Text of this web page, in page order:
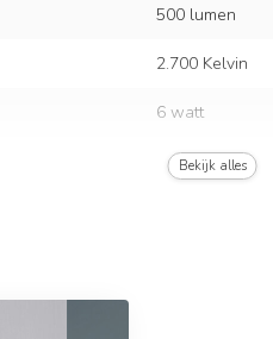
500 lumen
2.700 Kelvin
6 watt
AC 220-240 Volt
Bekijk alles